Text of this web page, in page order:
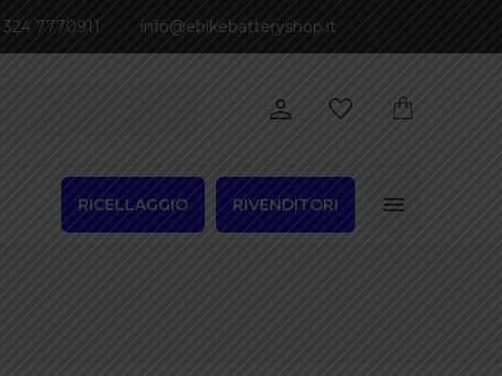
7770911 info@ebikebatteryshop.it
RICELLAGGIO RIVENDITORI